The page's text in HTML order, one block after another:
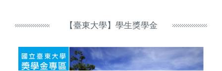
【臺東大學】學生獎學金